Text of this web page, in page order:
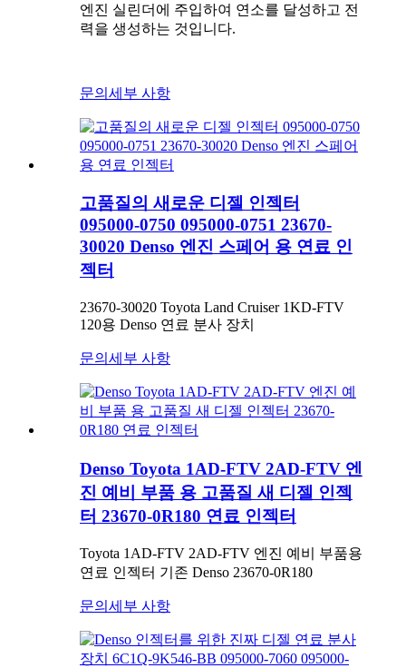
엔진 실린더에 주입하여 연소를 달성하고 전
력을 생성하는 것입니다.
문의 세부 사항
고품질의 새로운 디젤 인젝터
095000-0750 095000-0751 23670-
30020 Denso 엔진 스페어 용 연료 인
젝터
23670-30020 Toyota Land Cruiser 1KD-FTV
120용 Denso 연료 분사 장치
문의 세부 사항
Denso Toyota 1AD-FTV 2AD-FTV 엔
진 예비 부품 용 고품질 새 디젤 인젝
터 23670-0R180 연료 인젝터
Toyota 1AD-FTV 2AD-FTV 엔진 예비 부품용
연료 인젝터 기존 Denso 23670-0R180
문의 세부 사항